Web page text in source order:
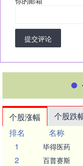
提交评论
个股涨幅 个股跌
排名
名称
1
毕得医药
2 百普赛斯